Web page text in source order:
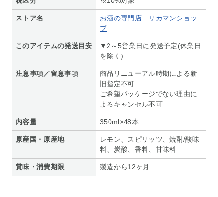
ストア名
お酒の専門店 リカマンショッ
プ
このアイテムの発送目安
▼2～5営業日に発送予定(休業日
を除く)
注意事項／留意事項
商品リニューアル時期による新
旧指定不可
ご希望パッケージでない理由に
よるキャンセル不可
内容量 350ml×48本
原産国・原産地
レモン、スピリッツ、焼酎/酸味
料、炭酸、香料、甘味料
賞味・消費期限 製造から12ヶ月